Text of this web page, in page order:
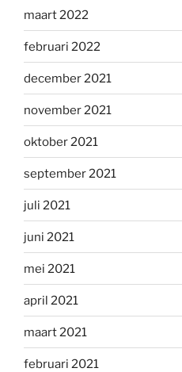
maart 2022
februari 2022
december 2021
november 2021
oktober 2021
september 2021
juli 2021
juni 2021
mei 2021
april 2021
maart 2021
februari 2021